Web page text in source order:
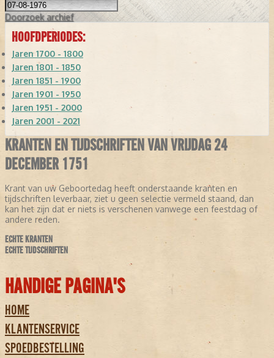
Doorzoek archief
HOOFDPERIODES:
Jaren 1700 - 1800
Jaren 1801 - 1850
Jaren 1851 - 1900
Jaren 1901 - 1950
Jaren 1951 - 2000
Jaren 2001 - 2021
KRANTEN EN TIJDSCHRIFTEN VAN VRIJDAG 24
DECEMBER 1751
Krant van uw Geboortedag heeft onderstaande kranten en
tijdschriften leverbaar, ziet u geen selectie vermeld staand, dan
kan het zijn dat er niets is verschenen vanwege een feestdag of
andere reden.
ECHTE KRANTEN
ECHTE TIJDSCHRIFTEN
HANDIGE PAGINA'S
HOME
KLANTENSERVICE
SPOEDBESTELLING